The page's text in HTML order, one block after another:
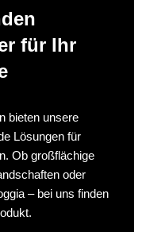
für Ihr
bieten unsere
Lösungen für
Ob großflächige
oder
– bei uns finden